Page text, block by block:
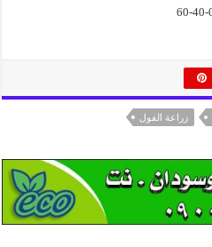
زراعة الفول